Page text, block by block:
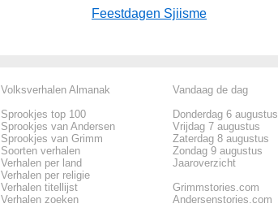
Feestdagen Sjiisme
Volksverhalen Almanak
Sprookjes top 100
Sprookjes van Andersen
Sprookjes van Grimm
Soorten verhalen
Verhalen per land
Verhalen per religie
Verhalen titellijst
Verhalen zoeken
Vandaag de dag
Donderdag 6 augustus
Vrijdag 7 augustus
Zaterdag 8 augustus
Zondag 9 augustus
Jaaroverzicht
Grimmstories.com
Andersenstories.com